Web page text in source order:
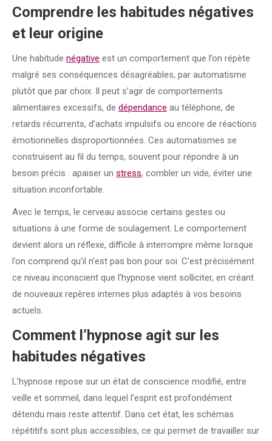
Comprendre les habitudes négatives
et leur origine
Une habitude négative est un comportement que l’on répète
malgré ses conséquences désagréables, par automatisme
plutôt que par choix. Il peut s’agir de comportements
alimentaires excessifs, de dépendance au téléphone, de
retards récurrents, d’achats impulsifs ou encore de réactions
émotionnelles disproportionnées. Ces automatismes se
construisent au fil du temps, souvent pour répondre à un
besoin précis : apaiser un stress, combler un vide, éviter une
situation inconfortable.
Avec le temps, le cerveau associe certains gestes ou
situations à une forme de soulagement. Le comportement
devient alors un réflexe, difficile à interrompre même lorsque
l’on comprend qu’il n’est pas bon pour soi. C’est précisément
ce niveau inconscient que l’hypnose vient solliciter, en créant
de nouveaux repères internes plus adaptés à vos besoins
actuels.
Comment l’hypnose agit sur les
habitudes négatives
L’hypnose repose sur un état de conscience modifié, entre
veille et sommeil, dans lequel l’esprit est profondément
détendu mais reste attentif. Dans cet état, les schémas
répétitifs sont plus accessibles, ce qui permet de travailler sur